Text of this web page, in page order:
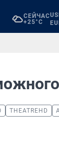
СЕЙЧАС
+25°C
THEATREHD